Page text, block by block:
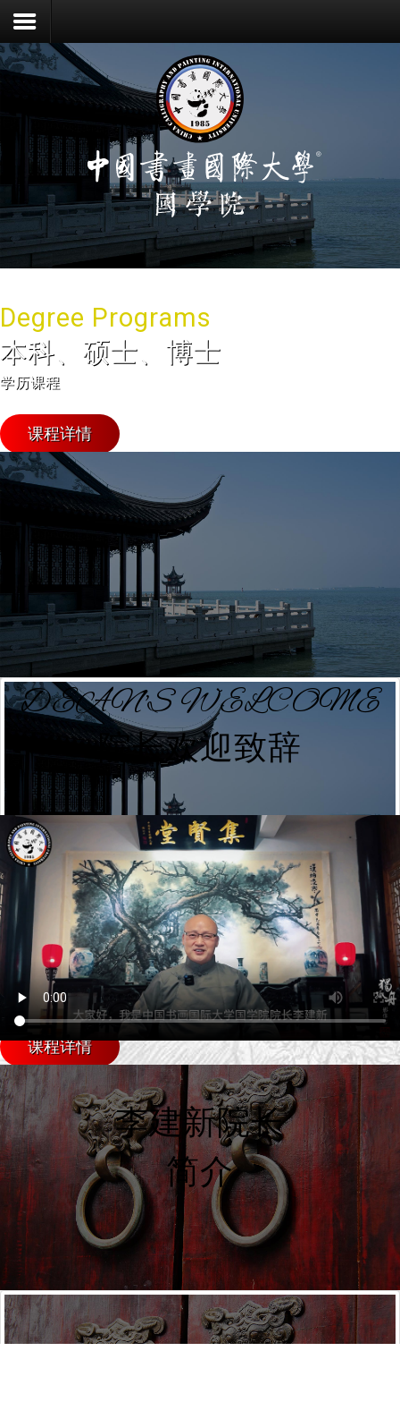
注册
登录
Degree Programs
本科、硕士、博士
学历课程
课程详情
Certificate Programs
研修班、高研班、弟子班
非学历课程
课程详情
DEAN'S WELCOME
院长欢迎致辞
李建新院长
简介